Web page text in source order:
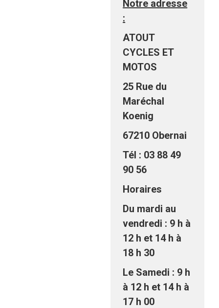
Notre adresse
:
ATOUT
CYCLES ET
MOTOS
25 Rue du
Maréchal
Koenig
67210 Obernai
Tél : 03 88 49
90 56
Horaires
Du mardi au
vendredi : 9 h à
12 h et 14 h à
18 h 30
Le Samedi : 9 h
à 12 h et 14 h à
17 h 00